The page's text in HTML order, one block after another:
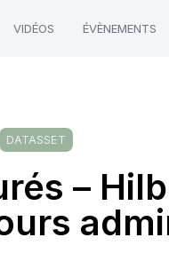
VIDÉOS ÉVÈNEMENTS
DATASSET
–